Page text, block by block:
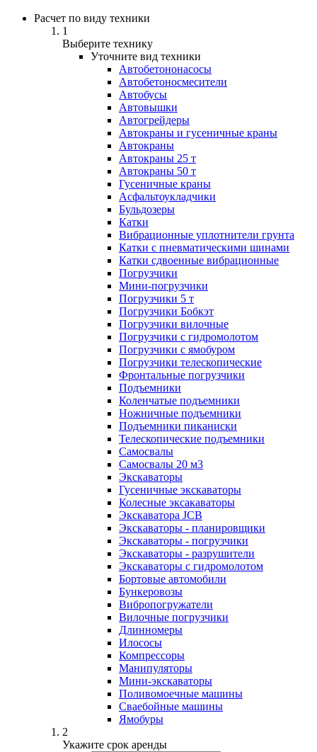
Расчет по виду техники
1
Выберите технику
Уточните вид техники
Автобетононасосы
Авто­бетоно­смесители
Автобусы
Автовышки
Автогрейдеры
Автокраны и гусеничные краны
Автокраны
Автокраны 25 т
Автокраны 50 т
Гусеничные краны
Асфальтоукладчики
Бульдозеры
Катки
Вибрационные уплотнители грунта
Катки с пневматическими шинами
Катки сдвоенные вибрационные
Погрузчики
Мини-погрузчики
Погрузчики 5 т
Погрузчики Бобкэт
Погрузчики вилочные
Погрузчики с гидромолотом
Погрузчики с ямобуром
Погрузчики телескопические
Фронтальные погрузчики
Подъемники
Коленчатые подъемники
Ножничные подъемники
Подъемники пиканиски
Телескопические подъемники
Самосвалы
Самосвалы 20 м3
Экскаваторы
Гусеничные экскаваторы
Колесные эксакаваторы
Экскаватора JCB
Экскаваторы - планировщики
Экскаваторы - погрузчики
Экскаваторы - разрушители
Экскаваторы с гидромолотом
Бортовые автомобили
Бункеровозы
Вибропогружатели
Вилочные погрузчики
Длинномеры
Илососы
Компрессоры
Манипуляторы
Мини-экскаваторы
Поливомоечные машины
Сваебойные машины
Ямобуры
2
Укажите срок аренды